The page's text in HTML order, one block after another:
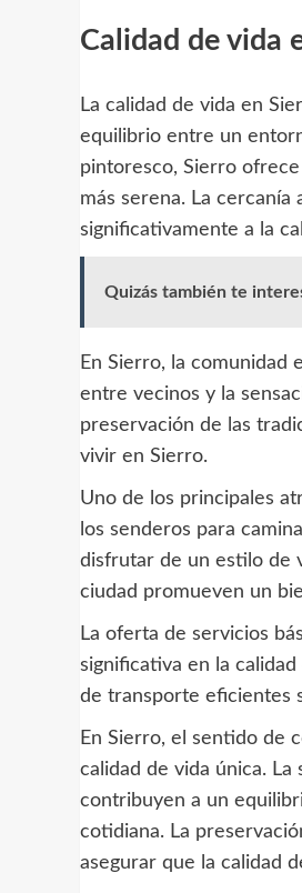
Calidad de vida
La calidad de vida en
equilibrio entre un
pintoresco, Sierro
más serena. La
significativamente a la
Quizás también te
En Sierro, la comunidad
entre vecinos y la
preservación de las
vivir en Sierro.
Uno de los principales
los senderos para
disfrutar de un estilo de
ciudad promueven un
La oferta de servicios
significativa en la
de transporte eficientes
En Sierro, el sentido de
calidad de vida única.
contribuyen a un
cotidiana. La
asegurar que la calidad